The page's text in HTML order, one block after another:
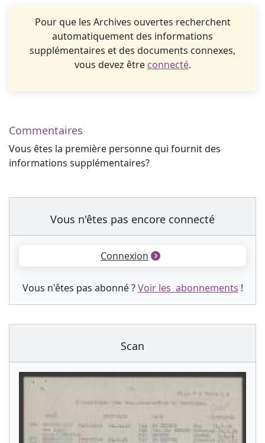
Pour que les Archives ouvertes recherchent
automatiquement des informations
supplémentaires et des documents connexes,
vous devez être connecté.
Commentaires
Vous êtes la première personne qui fournit des
informations supplémentaires?
Vous n'êtes pas encore connecté
Connexion
Vous n'êtes pas abonné ?Voir les abonnements !
Scan